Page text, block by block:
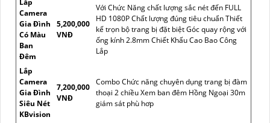
Lắp
Camera
Gia Đình
Có Màu
Ban
Đêm
5,200,000
VNĐ
Với Chức Năng chất lượng sắc nét đến FULL
HD 1080P Chất lượng đúng tiêu chuẩn Thiết
kế trọn bộ trang bị đặt biệt Góc quay rộng với
ống kính 2.8mm Chiết Khấu Cao Bao Công
Lắp
Lắp
Camera
Gia Đình
Siêu Nét
KBvision
7,200,000
VNĐ
Combo Chức năng chuyên dụng trang bị đàm
thoại 2 chiều Xem ban đêm Hồng Ngoại 30m
giám sát phù hơp